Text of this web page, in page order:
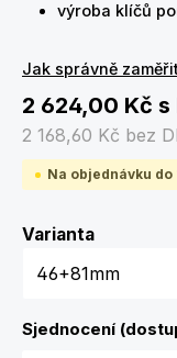
výroba klíčů
Jak správně
2 624,00 Kč s
2 168,60 Kč bez
Na objednávku do
VariantaZvolte
Sjednocení